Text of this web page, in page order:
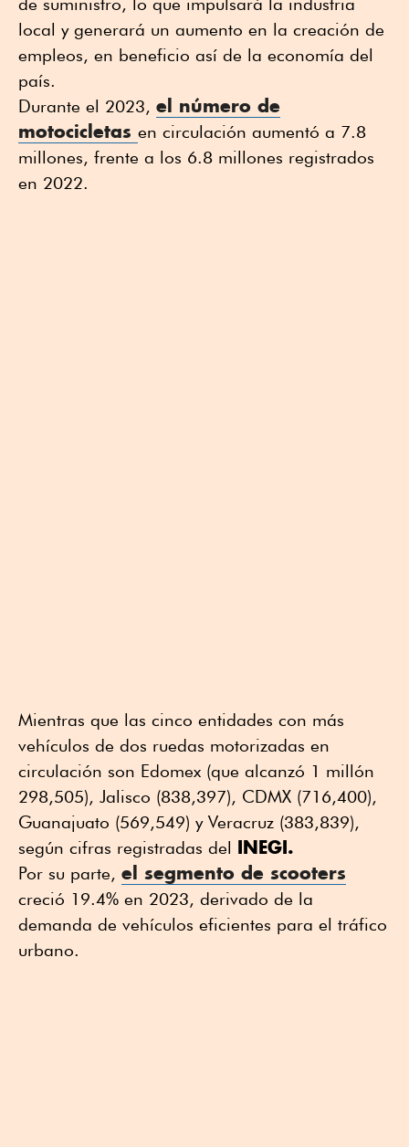
local y generará un aumento en la creación de
empleos, en beneficio así de la economía del
país.
Durante el 2023, el número de
motocicletas en circulación aumentó a 7.8
millones, frente a los 6.8 millones registrados
en 2022.
Mientras que las cinco entidades con más
vehículos de dos ruedas motorizadas en
circulación son Edomex (que alcanzó 1 millón
298,505), Jalisco (838,397), CDMX (716,400),
Guanajuato (569,549) y Veracruz (383,839),
según cifras registradas del INEGI.
Por su parte, el segmento de scooters
creció 19.4% en 2023, derivado de la
demanda de vehículos eficientes para el tráfico
urbano.